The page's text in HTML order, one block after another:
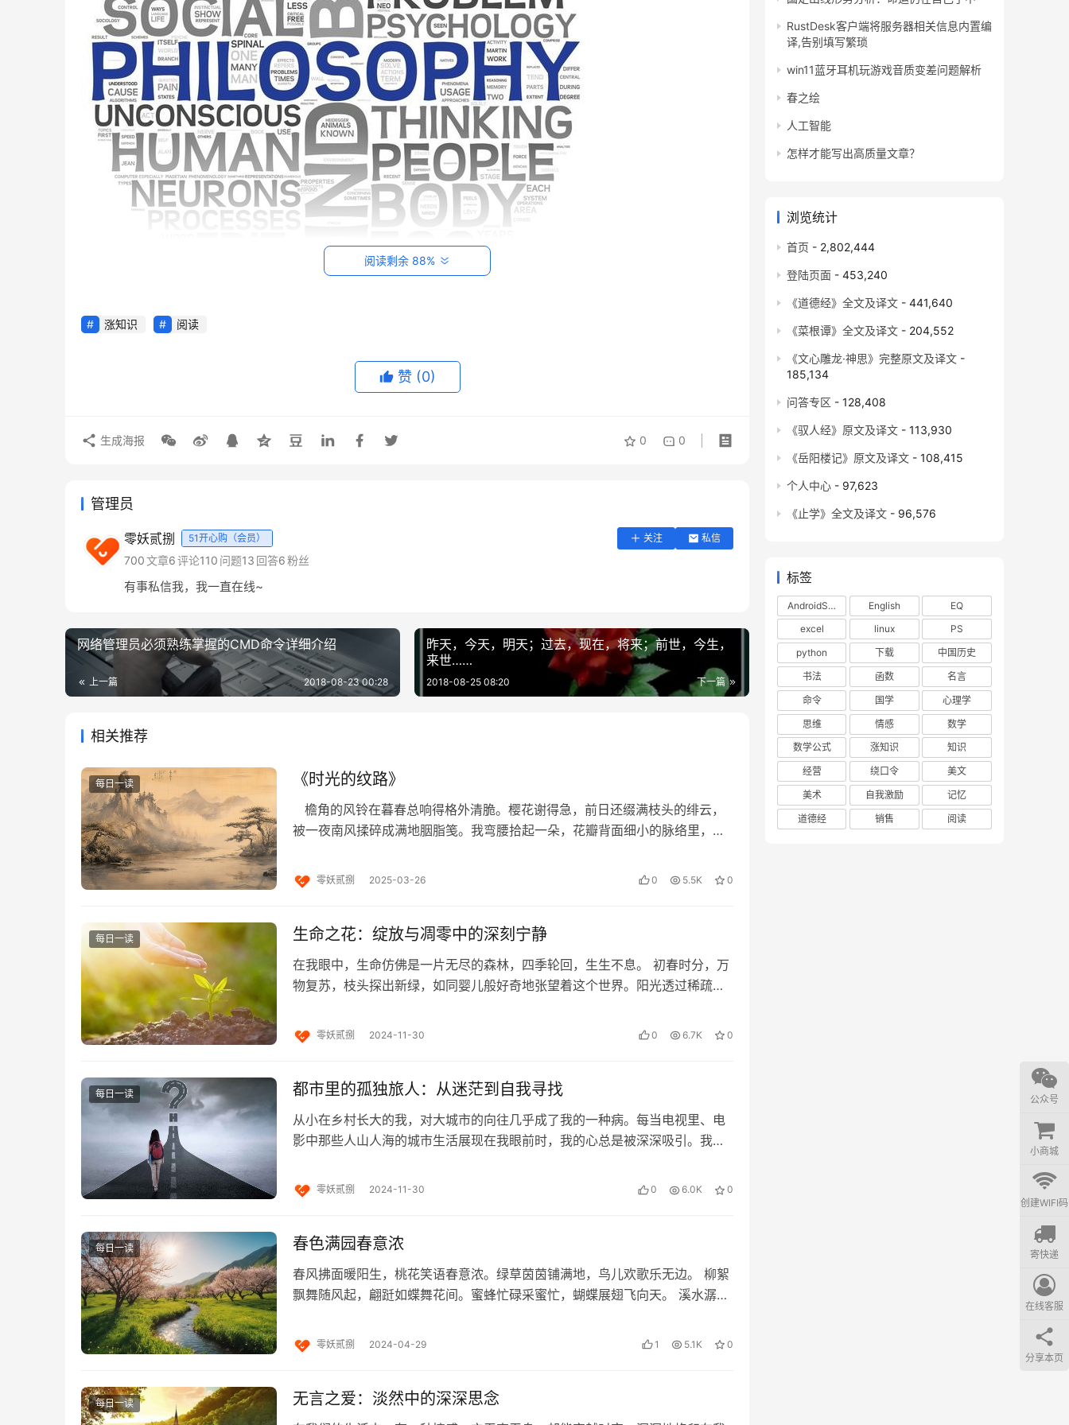
一、缸中的大脑（Brain in a Vat）
一个疯狂科学家把你的大脑从你的体内取出，放在某种生命维持液体中，大脑上插着电极，电极连到一台能完美安排
和模拟身体感官刺激信号的电脑上。你能否判断你周围的世界是否真实？
作者：不能。
作者实现意识学揭示：单一感觉实现没有意识（认知）意义，不同种感觉之间相互确定，意识是两种以上感觉神经同
构存在而非客体，其立足点是感觉而非物理属性，作者称之为“哲学的感觉中心转向”，一切现象、形式、属性、概
念、语言、逻辑都可还原为不同感觉之间相互确定。意识不是对客体的本真反映，而是生成了生物适应生存的新东
西，意识主体对客体存在只能给出关系而给不出本质。主体感觉确定也是意识主体对客体的利用等实践依据，这给出
新的知识论奠基。
二、薛定锷的猫（Schrodinger’s Cat）
薛定锷的猫最早由物理学家薛定锷提出，是量子力学领域中的一个悖论。其内容是：一只猫、一些放射性元素和一瓶
毒气一起被封闭在一个盒子里一个小时。在一个小时内，放射性元素衰变的几率为50%。如果衰变，那么一个连接在
计数器上的锤子就会被触发，打碎瓶子，释放毒气，杀死猫。因为这件事会否发生的概率相等，薛定锷认为在盒子被
打开前，盒子中的猫被认为是既死又活的。
作者：不对，猫要么死了，要么活着。
质固有属性（包括时空）的统一最小单元概念。这不是预设，而是作者头脑中概念体由连接逻辑深度析解的结果，并
且，若假设物质无限可分，则质能的量化无以实现，相互作用也无处实现。以终极单元为进路，作者自觉立足且也只
能立足感觉范畴，从根本建构物理机制模型。
单元各为一个整体，只具自然单位个数，无量差，无结构，不可分割，不生不灭，不可标记。单元以统一恒速各自作
径向扩展，（像气球膨胀），两能元相遇则即时于切点（两球面接触点）从新由点径向扩展，直至再遇重复前为。孤
多大，在何处他遇则相应即时“塌缩”确定于该处（切点），作者称之为实现，这是最基本的实现。单元的活动状态相
应实现确定。“性空”的单元模型虽是如此简单，却埋下了量子和时空现象的全部逻辑及其量化基础。
阅读剩余 88%
涨知识 阅读
赞 (0)
0 0
生成海报
管理员
零妖贰捌 51开心购（会员） 关注 私信
700文章6评论110 问题13 回答6粉丝
有事私信我，我一直在线~
网络管理员必须熟练掌握的CMD命令详细介绍
上一篇 2018-08-23 00:28
昨天，今天，明天；过去，现在，将来；前世，今生，
来世……
下一篇
2018-08-25 08:20
相关推荐
每日一读 《时光的纹路》
檐角的风铃在暮春总响得格外清脆。樱花谢得急，前日还缀满枝头的绯云，
被一夜南风揉碎成满地胭脂笺。我弯腰拾起一朵，花瓣背面细小的脉络里，还
零妖贰捌 2025-03-26 0 5.5K 0
每日一读 生命之花：绽放与凋零中的深刻宁静
在我眼中，生命仿佛是一片无尽的森林，四季轮回，生生不息。 初春时分，万
物复苏，枝头探出新绿，如同婴儿般好奇地张望着这个世界。阳光透过稀疏的
零妖贰捌 2024-11-30 0 6.7K 0
每日一读 都市里的孤独旅人：从迷茫到自我寻找
从小在乡村长大的我，对大城市的向往几乎成了我的一种病。每当电视里、电
影中那些人山人海的城市生活展现在我眼前时，我的心总是被深深吸引。我喜
零妖贰捌 2024-11-30 0 6.0K 0
每日一读 春色满园春意浓
春风拂面暖阳生，桃花笑语春意浓。绿草茵茵铺满地，鸟儿欢歌乐无边。 柳絮
飘舞随风起，翩跹如蝶舞花间。蜜蜂忙碌采蜜忙，蝴蝶展翅飞向天。 溪水潺潺
零妖贰捌 2024-04-29 1 5.1K 0
每日一读 无言之爱：淡然中的深深思念
RustDesk客户端将服务器相关信息内置编
译,告别填写繁琐
win11蓝牙耳机玩游戏音质变差问题解析
春之绘
人工智能
怎样才能写出高质量文章？
浏览统计
首页 - 2,802,444
登陆页面 - 453,240
《道德经》全文及译文 - 441,640
《菜根谭》全文及译文 - 204,552
《文心雕龙·神思》完整原文及译文 -
185,134
问答专区 - 128,408
《驭人经》原文及译文 - 113,930
《岳阳楼记》原文及译文 - 108,415
个人中心 - 97,623
《止学》全文及译文 - 96,576
标签
AndroidStudio English
EQ
excel
linux
PS
python
下载
中国历史
书法
函数
名言
命令
国学
心理学
思维
情感
数学
数学公式
涨知识
知识
经营
绕口令
美文
美术
自我激励
记忆
道德经
销售 阅读
公众号
小商城
创建WIFI码
寄快递
在线客服
分享本页